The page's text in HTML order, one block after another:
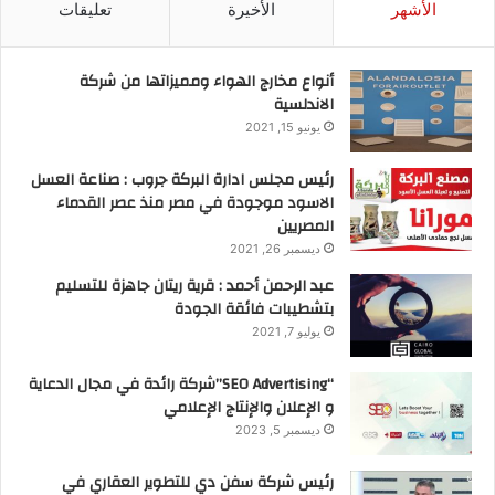
الأشهر الأخيرة تعليقات
أنواع مخارج الهواء ومميزاتها من شركة
الاندلسية
يونيو 15, 2021
رئيس مجلس ادارة البركة جروب : صناعة العسل
الاسود موجودة في مصر منذ عصر القدماء
المصريين
ديسمبر 26, 2021
عبد الرحمن أحمد : قرية ريتان جاهزة للتسليم
بتشطيبات فائقة الجودة
يوليو 7, 2021
“SEO Advertising”شركة رائدة في مجال الدعاية
و الإعلان والإنتاج الإعلامي
ديسمبر 5, 2023
رئيس شركة سفن دي للتطوير العقاري في